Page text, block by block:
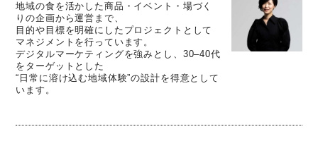
地域の食を活かした商品・イベント・場づく
りの企画から運営まで、
目的や目標を明確にしたプロジェクトとして
マネジメントを行っています。
デジタルマーケティングを強みとし、30–40代
をターゲットとした
“日常に溶け込む地域体験”の設計を得意として
います。